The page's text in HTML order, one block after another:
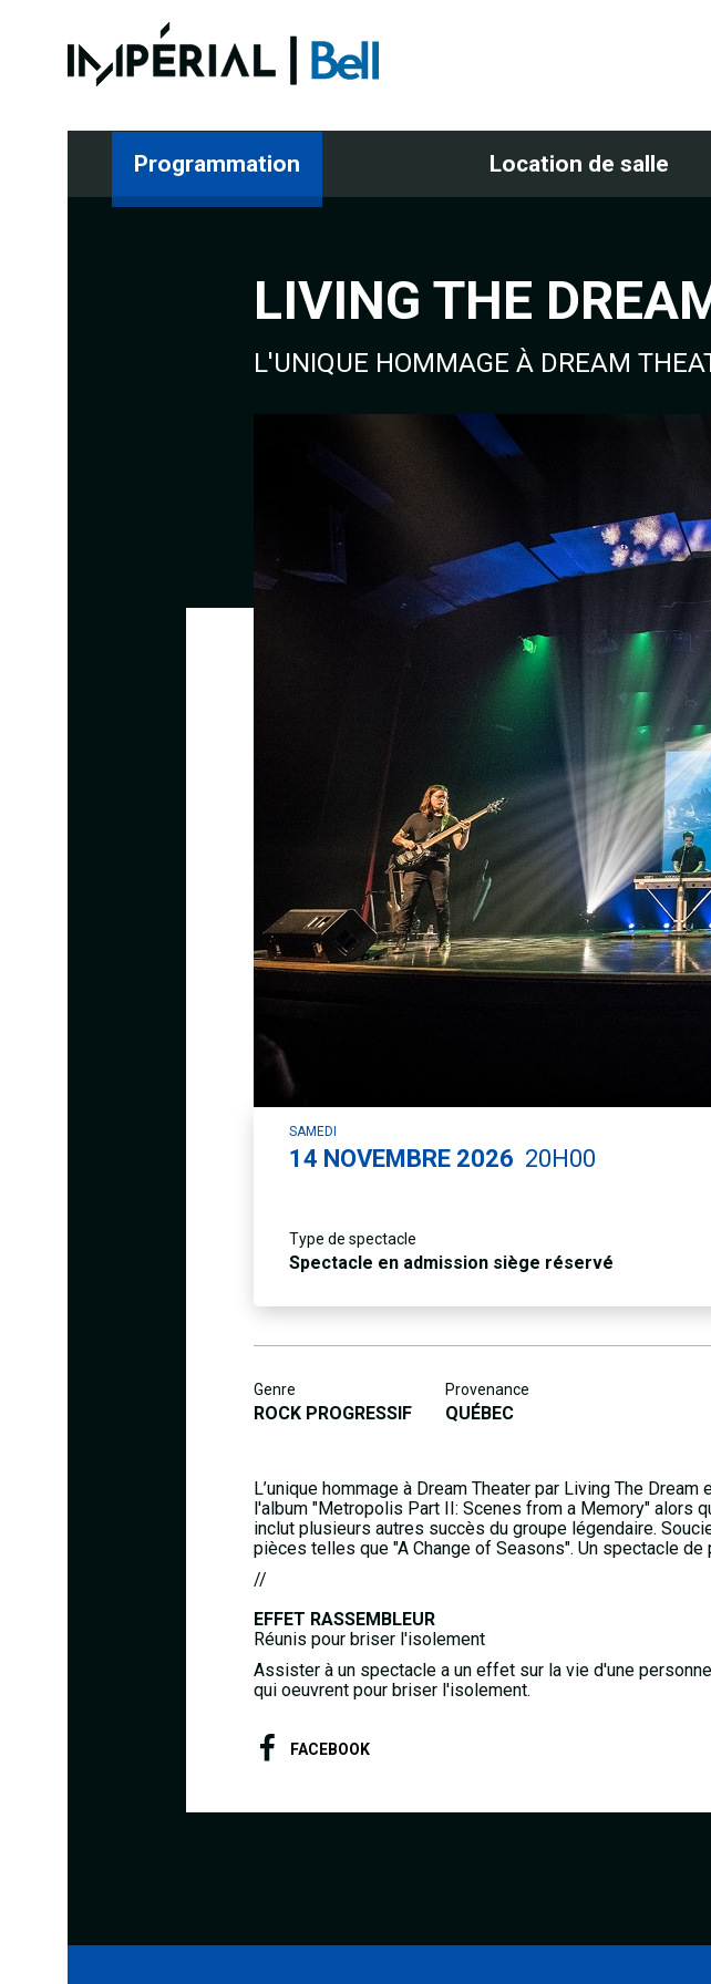
Programmation Location de salle
LIVING THE
L'UNIQUE HOMMAGE À DREAM
SAMEDI
14 NOVEMBRE 2026 20H00
Type de spectacle
Spectacle en admission siège réservé
Genre
ROCK PROGRESSIF
Provenance
QUÉBEC
L’unique hommage à Dream Theater par Living The
l'album "Metropolis Part II: Scenes from a Memory" alors
inclut plusieurs autres succès du groupe légendaire.
pièces telles que "A Change of Seasons". Un spectacle
//
EFFET RASSEMBLEUR
Réunis pour briser l'isolement
Assister à un spectacle a un effet sur la vie d'une
qui oeuvrent pour briser l'isolement.
FACEBOOK